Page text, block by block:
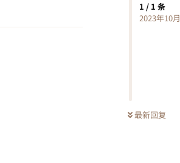
1 / 1 条
2023年10月
最新回复